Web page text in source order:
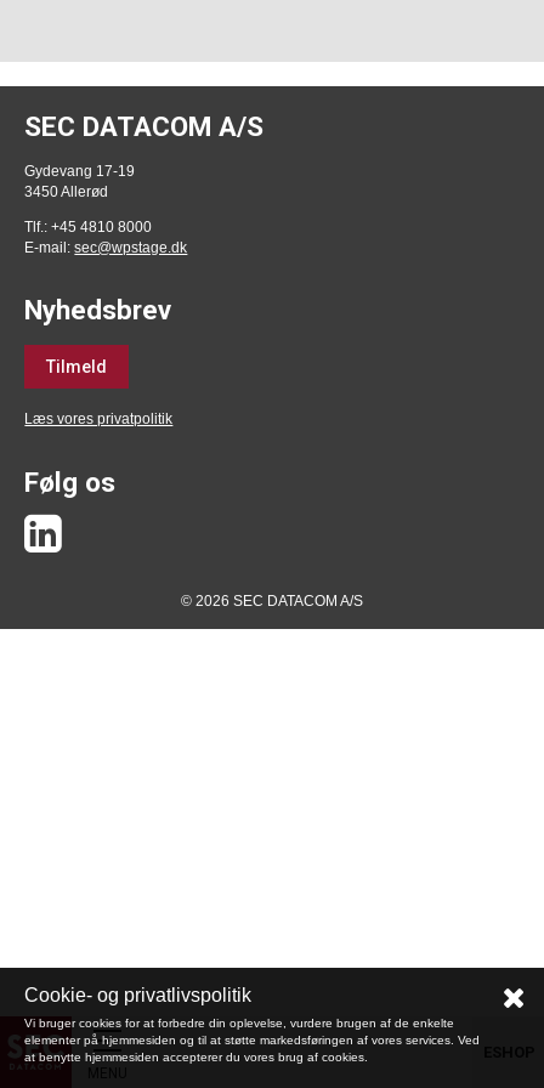
SEC DATACOM A/S
Gydevang 17-19
3450 Allerød
Tlf.: +45 4810 8000
E-mail:sec@wpstage.dk
Nyhedsbrev
Tilmeld
Læs vores privatpolitik
Følg os
© 2026 SEC DATACOM A/S
Cookie- og privatlivspolitik
Vi bruger cookies for at forbedre din oplevelse, vurdere brugen af de enkelte
elementer på hjemmesiden og til at støtte markedsføringen af vores services. Ved
at benytte hjemmesiden accepterer du vores brug af cookies.